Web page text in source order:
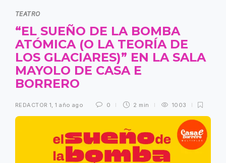
TEATRO
“EL SUEÑO DE LA BOMBA
ATÓMICA (O LA TEORÍA DE
LOS GLACIARES)” EN LA SALA
MAYOLO DE CASA E
BORRERO
REDACTOR 1 ,1 año ago 0 2 min 1003